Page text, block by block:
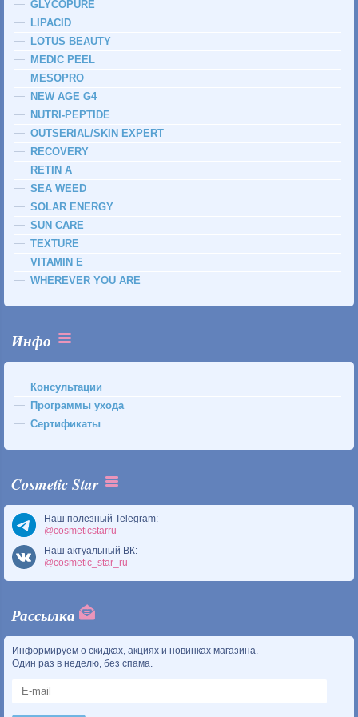
GLYCOPURE
LIPACID
LOTUS BEAUTY
MEDIC PEEL
MESOPRO
NEW AGE G4
NUTRI-PEPTIDE
OUTSERIAL/SKIN EXPERT
RECOVERY
RETIN A
SEA WEED
SOLAR ENERGY
SUN CARE
TEXTURE
VITAMIN E
WHEREVER YOU ARE
Инфо
Консультации
Программы ухода
Сертификаты
Cosmetic Star
Наш полезный Telegram:
@cosmeticstarru
Наш актуальный ВК:
@cosmetic_star_ru
Рассылка
Информируем о скидках, акциях и новинках магазина.
Один раз в неделю, без спама.